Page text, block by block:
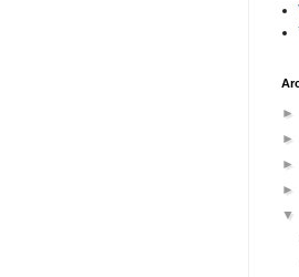
►
►
►
►
▼